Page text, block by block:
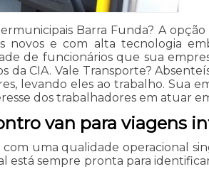
Barra Funda? A
novos e com alta tecnologia
de funcionários que sua
CIA. Vale Transporte?
levando eles ao trabalho. Sua
dos trabalhadores em atuar
van para viagens
com uma qualidade operacional
está sempre pronta para